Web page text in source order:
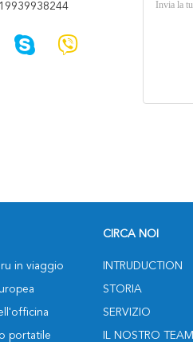
in viaggio
portatile
CIRCA NOI
INTRUDUCTION
STORIA
SERVIZIO
IL NOSTRO TEAM